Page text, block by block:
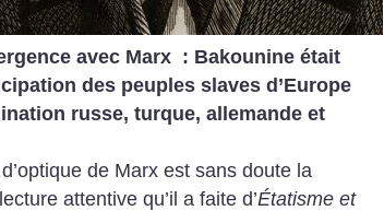
avec Marx : Bakounine était
des peuples slaves d’Europe
russe, turque, allemande et
de Marx est sans doute la
attentive qu’il a faite d’Étatisme et